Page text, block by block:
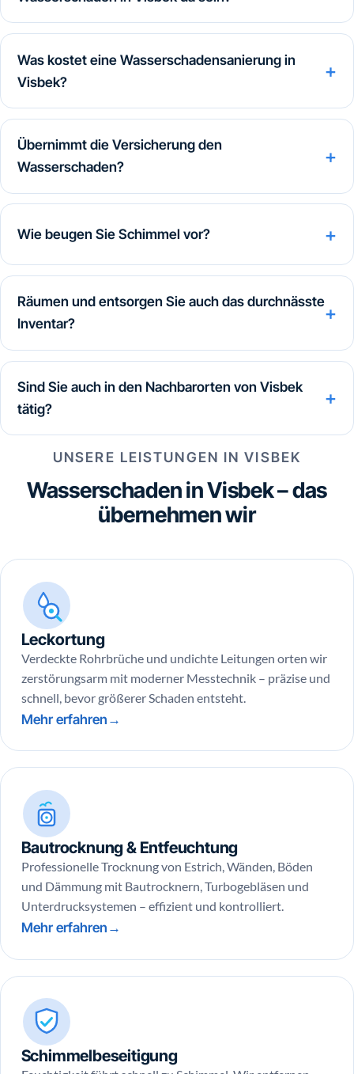
Was kostet eine Wasserschadensanierung in
Visbek?
Übernimmt die Versicherung den
Wasserschaden?
Wie beugen Sie Schimmel vor?
Räumen und entsorgen Sie auch das durchnässte
Inventar?
Sind Sie auch in den Nachbarorten von Visbek
tätig?
UNSERE LEISTUNGEN IN VISBEK
Wasserschaden in Visbek – das
übernehmen wir
Leckortung
Verdeckte Rohrbrüche und undichte Leitungen orten wir
zerstörungsarm mit moderner Messtechnik – präzise und
schnell, bevor größerer Schaden entsteht.
Mehr erfahren
Bautrocknung & Entfeuchtung
Professionelle Trocknung von Estrich, Wänden, Böden
und Dämmung mit Bautrocknern, Turbogebläsen und
Unterdrucksystemen – effizient und kontrolliert.
Mehr erfahren
Schimmelbeseitigung